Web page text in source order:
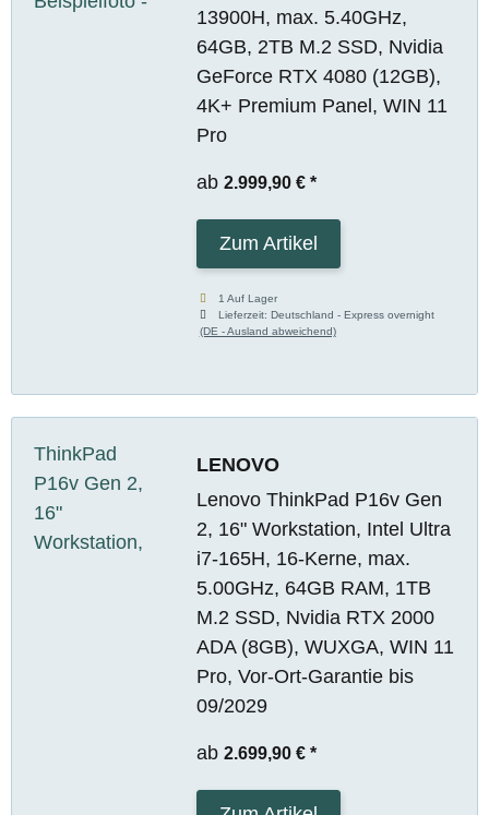
13900H, max. 5.40GHz,
64GB, 2TB M.2 SSD, Nvidia
GeForce RTX 4080 (12GB),
4K+ Premium Panel, WIN 11
Pro
ab 2.999,90 € *
Zum Artikel
1 Auf Lager
Lieferzeit:Deutschland - Express overnight
(DE - Ausland abweichend)
LENOVO
Lenovo ThinkPad P16v Gen
2, 16" Workstation, Intel Ultra
i7-165H, 16-Kerne, max.
5.00GHz, 64GB RAM, 1TB
M.2 SSD, Nvidia RTX 2000
ADA (8GB), WUXGA, WIN 11
Pro, Vor-Ort-Garantie bis
09/2029
ab 2.699,90 € *